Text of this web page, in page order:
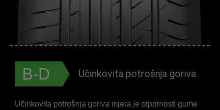
B-D Učinkovita potrošnja goriva
Učinkovita potrošnja goriva mjera je otpornosti gume